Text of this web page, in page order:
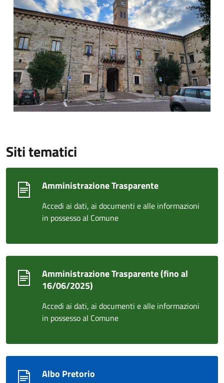
Siti tematici
Amministrazione Trasparente
Accedi ai dati, ai documenti e alle informazioni
in possesso al Comune
Amministrazione Trasparente (fino al
16/06/2025)
Accedi ai dati, ai documenti e alle informazioni
in possesso al Comune
Albo Pretorio